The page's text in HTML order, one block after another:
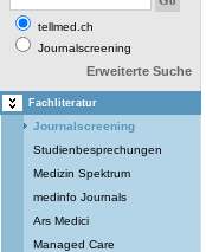
tellmed.ch
Journalscreening
Erweiterte Suche
Fachliteratur
Journalscreening
Studienbesprechungen
Medizin Spektrum
medinfo Journals
Ars Medici
Managed Care